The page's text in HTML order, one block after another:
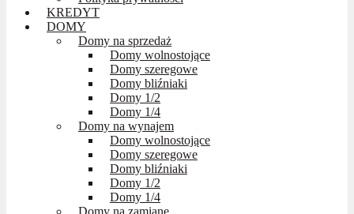
KREDYT
DOMY
Domy na sprzedaż
Domy wolnostojące
Domy szeregowe
Domy bliźniaki
Domy 1/2
Domy 1/4
Domy na wynajem
Domy wolnostojące
Domy szeregowe
Domy bliźniaki
Domy 1/2
Domy 1/4
Domy na zamianę